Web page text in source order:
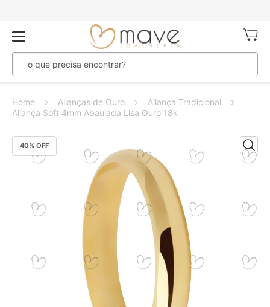
Meu
Home Alianças de Ouro
Aliança Tradicional
Aliança Soft 4mm Abaulada Lisa Ouro 18k
40% OFF
Pular
para
o
imagens